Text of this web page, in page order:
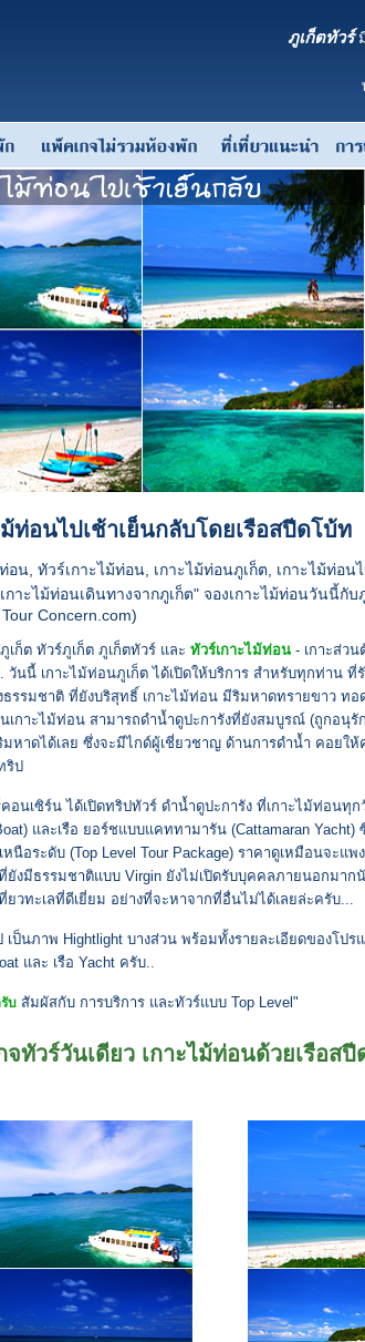
ภูเก็ตทัวร์
ม้ท่อนไปเช้าเย็นกลับโดยเรือสปีดโบ้ท
อน, ทัวร์เกาะไม้ท่อน, เกาะไม้ท่อนภูเก็ต, เกาะไม้ท่อน
กาะไม้ท่อนเดินทางจากภูเก็ต" จองเกาะไม้ท่อนวันนี้กั
Concern.com)
เก็ต ทัวร์ภูเก็ต ภูเก็ตทัวร์ และ ทัวร์เกาะไม้ท่อน - เกาะส่ว
วันนี้ เกาะไม้ท่อนภูเก็ต ได้เปิดให้บริการ สำหรับทุกท่าน ที่
รรมชาติ ที่ยังบริสุทธิ์ เกาะไม้ท่อน มีริมหาดทรายขาว ทอ
เกาะไม้ท่อน สามารถดำน้ำดูปะการังที่ยังสมบูรณ์ (ถูกอนุรั
มหาดได้เลย ซึ่งจะมีไกด์ผู้เชี่ยวชาญ ด้านการดำน้ำ คอยใ
ป
อนเซิร์น ได้เปิดทริปทัวร์ ดำน้ำดูปะการัง ที่เกาะไม้ท่อนทุก
และเรือ ยอร์ชแบบแคททามารัน (Cattamaran Yacht)
หนือระดับ (Top Level Tour Package) ราคาดูเหมือนจะแ
ที่ยังมีธรรมชาติแบบ Virgin ยังไม่เปิดรับบุคคลภายนอกมา
ยวทะเลที่ดีเยี่ยม อย่างที่จะหาจากที่อื่นไม่ได้เลยล่ะครับ...
เป็นภาพ Hightlight บางส่วน พร้อมทั้งรายละเอียดของโป
และ เรือ Yacht ครับ..
บ สัมผัสกับ การบริการ และทัวร์แบบ Top Level"
จทัวร์วันเดียว เกาะไม้ท่อนด้วยเรือส